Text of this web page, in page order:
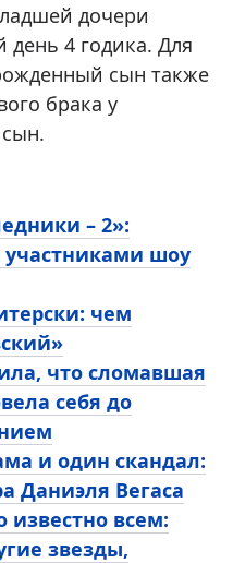
дочери
4 годика. Для
сын также
брака у
– 2»:
шоу
чем
что сломавшая
себя до
и один скандал:
Даниэля Вегаса
известно всем:
звезды,